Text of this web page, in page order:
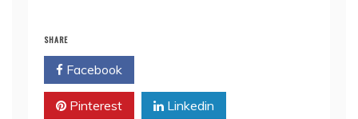
SHARE
Facebook
Pinterest Linkedin